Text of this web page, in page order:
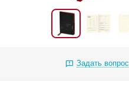
Задать вопрос